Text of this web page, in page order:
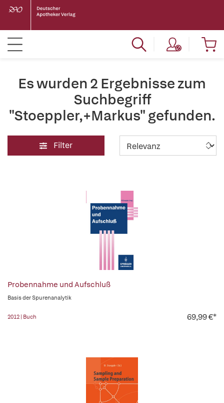
Es wurden 2 Ergebnisse zum
Suchbegriff
"Stoeppler,+Markus" gefunden.
Filter
Probennahme und Aufschluß
Basis der Spurenanalytik
2012 | Buch 69,99 €*